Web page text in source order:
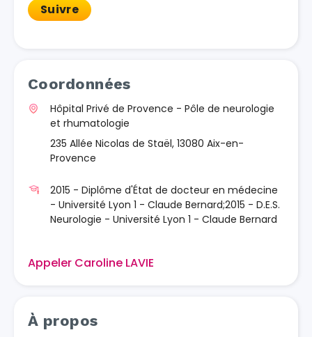
Suivre
Coordonnées
Hôpital Privé de Provence - Pôle de neurologie
et rhumatologie
235 Allée Nicolas de Staël, 13080 Aix-en-
Provence
2015 - Diplôme d'État de docteur en médecine
- Université Lyon 1 - Claude Bernard;2015 - D.E.S.
Neurologie - Université Lyon 1 - Claude Bernard
Appeler Caroline LAVIE
À propos